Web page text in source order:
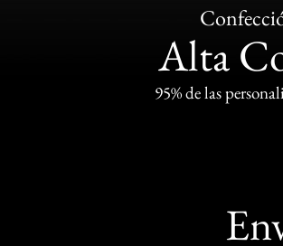
Alta
95% de las